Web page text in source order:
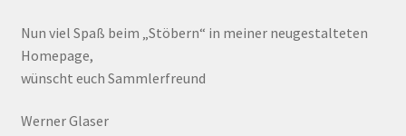
Nun viel Spaß beim „Stöbern“ in meiner neugestalteten
Homepage,
wünscht euch Sammlerfreund
Werner Glaser